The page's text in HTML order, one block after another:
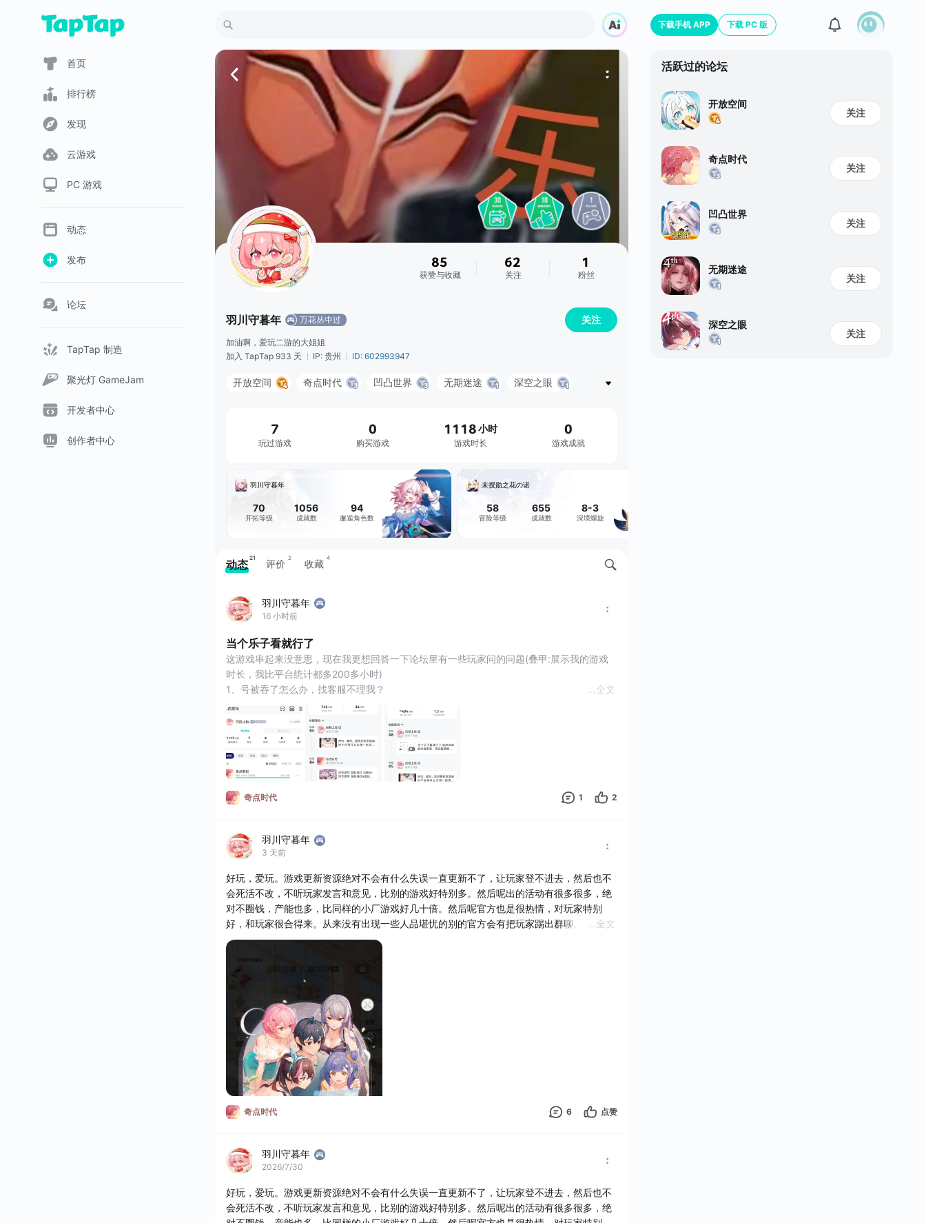
首页
排行榜
发现
云游戏
PC 游戏
动态
发布
论坛
TapTap 制造
聚光灯 GameJam
开发者中心
创作者中心
85
获赞与收藏
62
关注
1
粉丝
羽川守暮年 万花丛中过 关注
加油啊，爱玩二游的大姐姐
加入 TapTap 933 天
IP: 贵州 ID: 602993947
开放空间 奇点时代 凹凸世界 无期迷途 深空之眼
7
玩过游戏
0
购买游戏
1118小时
游戏时长
0
游戏成就
羽川守暮年
70
开拓等级
1056
成就数
94
邂逅角色数
未授勋之花の诺
58
冒险等级
655
成就数
8-3
深境螺旋
动态 21 评价 2 收藏 4
羽川守暮年
16 小时前
当个乐子看就行了
这游戏串起来没意思，现在我更想回答一下论坛里有一些玩家问的问题(叠甲:展示我的游戏
时长，我比平台统计都多200多小时)
1、号被吞了怎么办，找客服不理我？
答:要么开新号要么直接跑路卸载游戏，要是实在还是想玩这游戏，就买一个号(有些不推
荐，因为游戏已经有要关服的趋势了)。这个客服只有你是充了很多的钱，至少是三位数以上
才会给你对应的服务只有你充了这些钱才会鸟你
2、更新的时候总是卡住，很多时候还更新
全文
奇点时代 1 2
羽川守暮年
3 天前
好玩，爱玩。游戏更新资源绝对不会有什么失误一直更新不了，让玩家登不进去，然后也不
会死活不改，不听玩家发言和意见，比别的游戏好特别多。然后呢出的活动有很多很多，绝
对不圈钱，产能也多，比同样的小厂游戏好几十倍。然后呢官方也是很热情，对玩家特别
好，和玩家很合得来。从来没有出现一些人品堪忧的别的官方会有把玩家踢出群聊、拉黑、
禁言等一系列的操作，很照顾玩家的感受，把玩家护的很好。而且游戏做的剧情也特别特别
全文
奇点时代 6 点赞
羽川守暮年
2026/7/30
好玩，爱玩。游戏更新资源绝对不会有什么失误一直更新不了，让玩家登不进去，然后也不
会死活不改，不听玩家发言和意见，比别的游戏好特别多。然后呢出的活动有很多很多，绝
下载手机 APP 下载 PC 版
活跃过的论坛
开放空间
关注
奇点时代
关注
凹凸世界
关注
无期迷途
关注
深空之眼
关注